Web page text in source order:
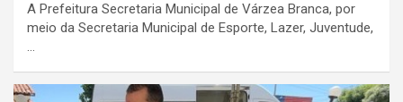
A Prefeitura Secretaria Municipal de Várzea Branca, por
meio da Secretaria Municipal de Esporte, Lazer, Juventude,
…